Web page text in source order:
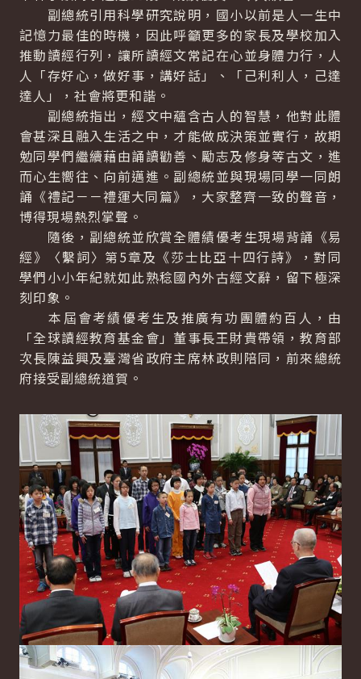
副總統引用科學研究說明，國小以前是人一生中
記憶力最佳的時機，因此呼籲更多的家長及學校加入
推動讀經行列，讓所讀經文常記在心並身體力行，人
人「存好心，做好事，講好話」、「己利利人，己達
達人」，社會將更和諧。
副總統指出，經文中蘊含古人的智慧，他對此體
會甚深且融入生活之中，才能做成決策並實行，故期
勉同學們繼續藉由誦讀勸善、勵志及修身等古文，進
而心生嚮往、向前邁進。副總統並與現場同學一同朗
誦《禮記－－禮運大同篇》，大家整齊一致的聲音，
博得現場熱烈掌聲。
隨後，副總統並欣賞全體績優考生現場背誦《易
經》〈繫詞〉第5章及《莎士比亞十四行詩》，對同
學們小小年紀就如此熟稔國內外古經文辭，留下極深
刻印象。
本屆會考績優考生及推廣有功團體約百人，由
「全球讀經教育基金會」董事長王財貴帶領，教育部
次長陳益興及臺灣省政府主席林政則陪同，前來總統
府接受副總統道賀。